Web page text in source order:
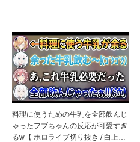
料理に使うための牛乳を全部飲んじ
ゃったフブちゃんの反応が可愛すぎ
るw【 ホロライブ切り抜き / 白上…